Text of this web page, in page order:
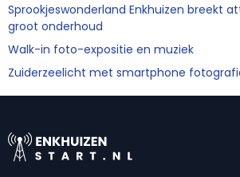
Sprookjeswonderland Enkhuizen breekt
groot onderhoud
Walk-in foto-expositie en muziek
Zuiderzeelicht met smartphone